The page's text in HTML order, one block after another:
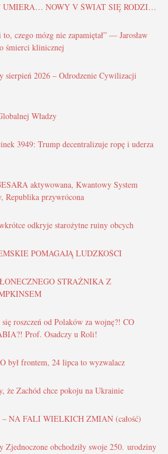
UMIERA… NOWY V ŚWIAT SIĘ RODZI…
czego mózg nie zapamiętał” — Jarosław
śmierci klinicznej
sierpień 2026 – Odrodzenie Cywilizacji
Władzy
3949: Trump decentralizuje ropę i uderza
aktywowana, Kwantowy System
Republika przywrócona
odkryje starożytne ruiny obcych
POMAGAJĄ LUDZKOŚCI
STRAŻNIKA Z
roszczeń od Polaków za wojnę?! CO
Prof. Osadczy u Roli!
był frontem, 24 lipca to wyzwalacz
że Zachód chce pokoju na Ukrainie
NA FALI WIELKICH ZMIAN (całość)
Zjednoczone obchodziły swoje 250. urodziny